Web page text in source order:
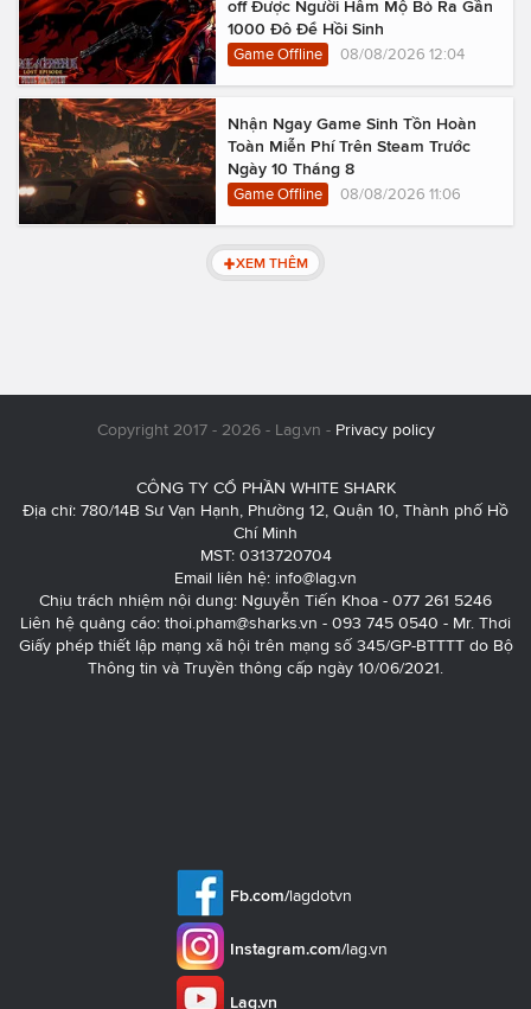
off Được Người Hâm Mộ Bỏ Ra Gần
1000 Đô Để Hồi Sinh
Game Offline 08/08/2026 12:04
Nhận Ngay Game Sinh Tồn Hoàn
Toàn Miễn Phí Trên Steam Trước
Ngày 10 Tháng 8
Game Offline 08/08/2026 11:06
XEM THÊM
Copyright 2017 - 2026 - Lag.vn - Privacy policy
CÔNG TY CỔ PHẦN WHITE SHARK
Địa chỉ: 780/14B Sư Vạn Hạnh, Phường 12, Quận 10, Thành phố Hồ
Chí Minh
MST: 0313720704
Email liên hệ: info@lag.vn
Chịu trách nhiệm nội dung: Nguyễn Tiến Khoa - 077 261 5246
Liên hệ quảng cáo: thoi.pham@sharks.vn - 093 745 0540 - Mr. Thơi
Giấy phép thiết lập mạng xã hội trên mạng số 345/GP-BTTTT do Bộ
Thông tin và Truyền thông cấp ngày 10/06/2021.
Fb.com/lagdotvn
Instagram.com/lag.vn
Lag.vn